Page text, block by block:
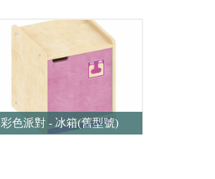
彩色派對 - 冰箱(舊型號)